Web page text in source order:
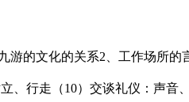
的文化的关系2、工作场所
、行走（10）交谈礼仪：声音